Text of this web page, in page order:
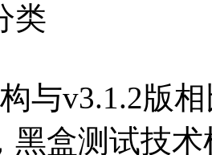
类
与v3.1.2版
黑盒测试技